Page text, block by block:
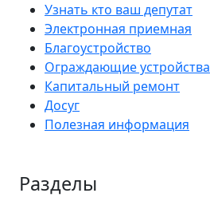
Узнать кто ваш депутат
Электронная приемная
Благоустройство
Ограждающие устройства
Капитальный ремонт
Досуг
Полезная информация
Разделы